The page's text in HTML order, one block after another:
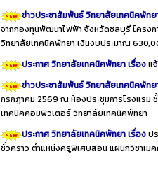
ข่าวประชาสัมพันธ์ วิทยาลัยเทคนิคพัทย
จากกองทุนพัฒนาไฟฟ้า จังหวัดชลบุรี โครง
วิทยาลัยเทคนิคพัทยา เงินงบประมาณ
ประกาศ วิทยาลัยเทคนิคพัทยา เรื่องแ
ข่าวประชาสัมพันธ์ วิทยาลัยเทคนิคพัทย
กรกฎาคม 2569 ณ ห้องประชุมการโรงแรม
เทคนิคคอมพิวเตอร์ วิทยาลัยเทคนิคพัทยา
ประกาศ วิทยาลัยเทคนิคพัทยา เรื่องป
ชั่วคราว ตำแหน่งครูพิเศษสอน แผนกวิชาเม